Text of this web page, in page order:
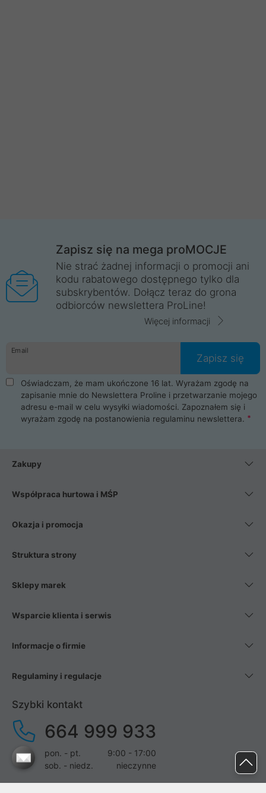
Zapisz się na mega proMOCJE
Nie strać żadnej informacji o promocji ani
kodu rabatowego dostępnego tylko dla
subskrybentów. Dołącz teraz do grona
odbiorców newslettera ProLine!
Więcej informacji
Email
Zapisz się
Oświadczam, że mam ukończone 16 lat. Wyrażam zgodę na
zapisanie mnie do Newslettera Proline i przetwarzanie mojego
adresu e-mail w celu wysyłki wiadomości. Zapoznałem się i
wyrażam zgodę na postanowienia regulaminu newslettera.
Zakupy
Współpraca hurtowa i MŚP
Okazja i promocja
Struktura strony
Sklepy marek
Wsparcie klienta i serwis
Informacje o firmie
Regulaminy i regulacje
Szybki kontakt
664 999 933
pon. - pt.
9:00 - 17:00
sob. - niedz.
nieczynne